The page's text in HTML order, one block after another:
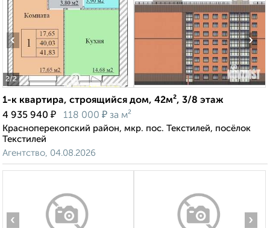
2/2
‹ ›
1-к квартира, строящийся дом, 42м², 3/8 этаж
4 935 940 ₽ 118 000 ₽ за м²
Красноперекопский район, мкр. пос. Текстилей, посёлок
Текстилей
Агентство, 04.08.2026
‹ ›